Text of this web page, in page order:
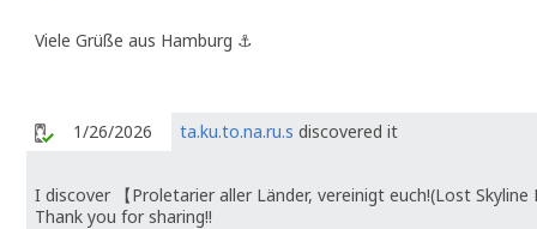
Viele Grüße aus Hamburg ⚓️
1/26/2026 ta.ku.to.na.ru.s discovered it
I discover 【Proletarier aller Länder, vereinigt euch!(Lost
Thank you for sharing!!